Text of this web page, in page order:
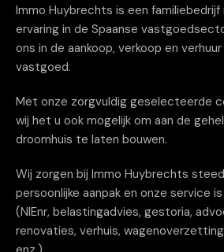
Immo Huybrechts is een familiebedrijf
ervaring in de Spaanse
ons in de aankoop, verkoop en
vastgoed.
Met onze zorgvuldig geselecteerde
wij het u ook mogelijk om aan de
droomhuis te laten bouwen.
Wij zorgen bij Immo Huybrechts
persoonlijke aanpak en onze service
(NIEnr, belastingadvies, gestoria,
renovaties, verhuis,